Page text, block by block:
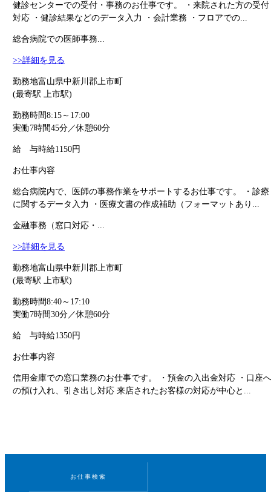
健診センターでの受付・事務のお仕事です。 ・来院された方の受付
対応 ・健診結果などのデータ入力 ・会計業務 ・フロアでの...
総合病院での医師事務...
>>詳細を見る
勤務地富山県中新川郡上市町
(最寄駅 上市駅)
勤務時間8:15～17:00
実働7時間45分／休憩60分
給 与時給1150円
お仕事内容
総合病院内で、医師の事務作業をサポートするお仕事です。 ・診療
に関するデータ入力 ・医療文書の作成補助（フォーマットあり...
金融事務（窓口対応・...
>>詳細を見る
勤務地富山県中新川郡上市町
(最寄駅 上市駅)
勤務時間8:40～17:10
実働7時間30分／休憩60分
給 与時給1350円
お仕事内容
信用金庫での窓口業務のお仕事です。 ・預金の入出金対応 ・口座へ
の預け入れ、引き出し対応 来店されたお客様の対応が中心と...
お仕事検索